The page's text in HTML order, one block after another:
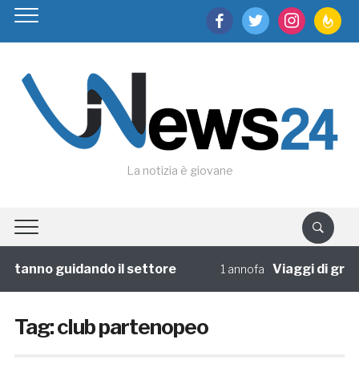
facebooktwitter instagram
La notizia è giovane
stanno guidando il settore 1 annofa Viaggi di
Tag:club partenopeo